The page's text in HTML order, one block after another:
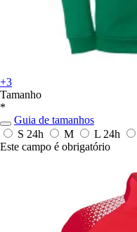
+3
Tamanho
*
Guia de tamanhos
S 24h M L 24h
Este campo é obrigatório